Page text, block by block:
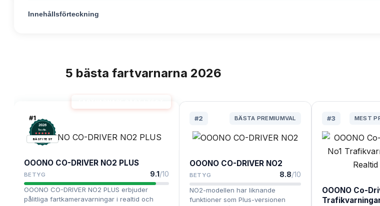
Innehållsförteckning
5 bästafartvarnarna 2026
#1
2026
Testix.
BÄST I TEST
OOONO CO-DRIVER NO2 PLUS
BETYG 9.1/10
OOONO CO-DRIVER NO2 PLUS erbjuder
pålitliga fartkameravarningar i realtid och
#2 BÄSTA PREMIUMVAL
OOONO CO-DRIVER NO2
BETYG 8.8/10
NO2-modellen har liknande
funktioner som Plus-versionen
#3 MEST
OOONO Co-